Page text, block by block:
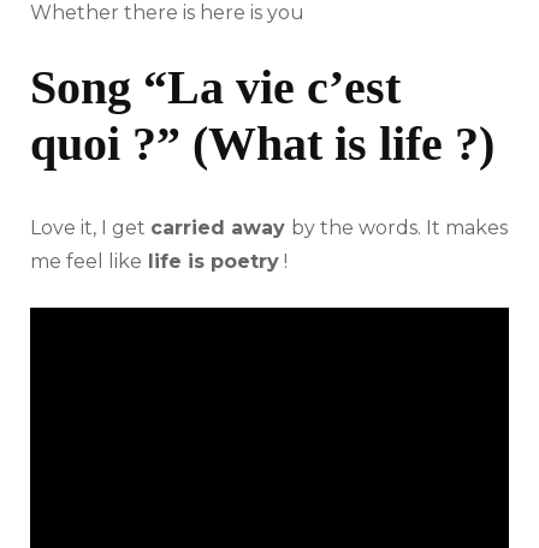
Whether there is here is you
Song “La vie c’est
quoi ?” (What is life ?)
Love it, I get carried away by the words. It makes
me feel like life is poetry !